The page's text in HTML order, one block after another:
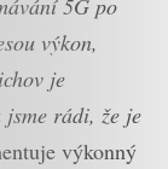
5G po
výkon,
je
rádi, že je
výkonný